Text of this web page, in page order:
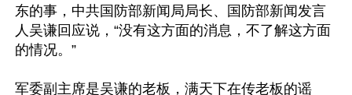
东的事，中共国防部新闻局局长、国防部新闻发言
人吴谦回应说，“没有这方面的消息，不了解这方面
的情况。”
军委副主席是吴谦的老板，满天下在传老板的谣